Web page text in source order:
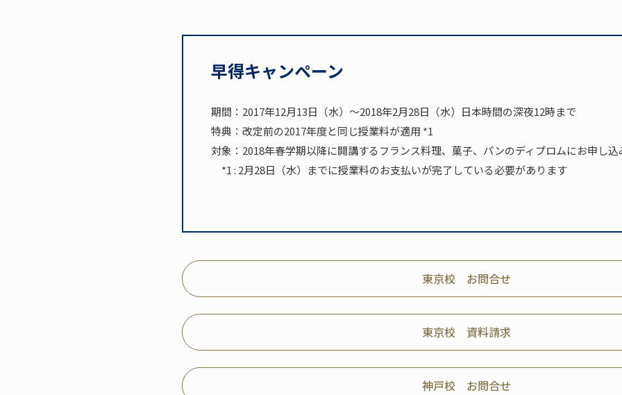
早得キャンペーン
期間：2017年12月13日（水）～2018年2月28日（水）日本時間の深夜12時まで
特典：改定前の2017年度と同じ授業料が適用 *1
対象：2018年春学期以降に開講するフランス料理、菓子、パンのディプロムにお申し込
*1 : 2月28日（水）までに授業料のお支払いが完了している必要があります
東京校 お問合せ
東京校 資料請求
神戸校 お問合せ